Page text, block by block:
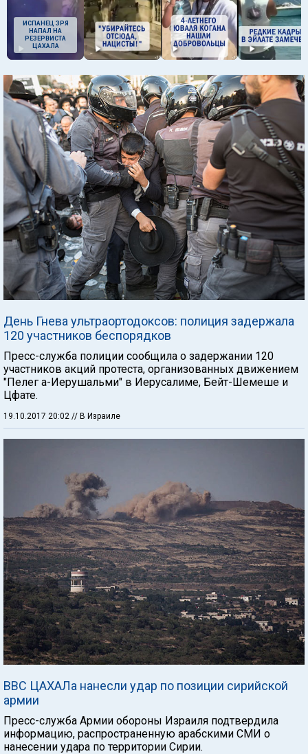
ИСПАНЕЦ ЗРЯ
НАПАЛ НА
РЕЗЕРВИСТА
ЦАХАЛА
День Гнева ультраортодоксов: полиция задержала
120 участников беспорядков
Пресс-служба полиции сообщила о задержании 120
участников акций протеста, организованных движением
"Пелег а-Иерушальми" в Иерусалиме, Бейт-Шемеше и
Цфате.
19.10.2017 20:02 // В Израиле
ВВС ЦАХАЛа нанесли удар по позиции сирийской
армии
Пресс-служба Армии обороны Израиля подтвердила
информацию, распространенную арабскими СМИ о
нанесении удара по территории Сирии.